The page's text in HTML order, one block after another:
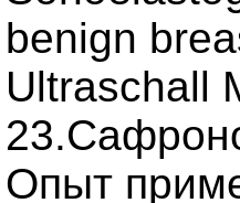
benign
Ultraschall
Опыт